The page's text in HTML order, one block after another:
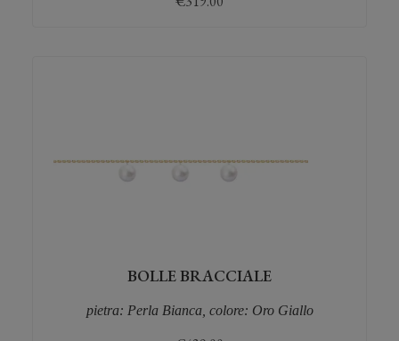
BOLLE BRACCIALE
pietra: Perla Bianca, colore: Oro Giallo